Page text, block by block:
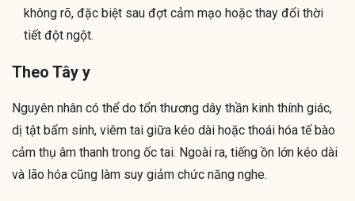
không rõ, đặc biệt sau đợt cảm mạo hoặc thay đổi thời
tiết đột ngột.
Theo Tây y
Nguyên nhân có thể do tổn thương dây thần kinh thính giác,
dị tật bẩm sinh, viêm tai giữa kéo dài hoặc thoái hóa tế bào
cảm thụ âm thanh trong ốc tai. Ngoài ra, tiếng ồn lớn kéo dài
và lão hóa cũng làm suy giảm chức năng nghe.